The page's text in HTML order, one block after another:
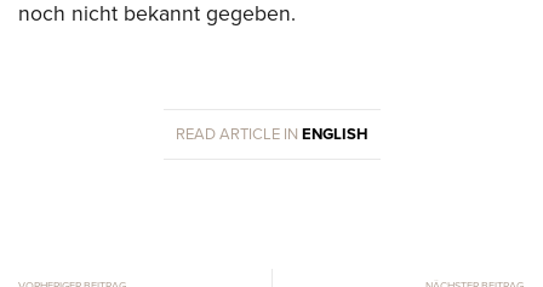
noch nicht bekannt gegeben.
READ ARTICLE IN ENGLISH